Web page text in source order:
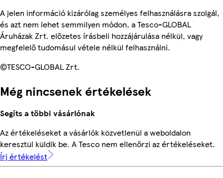
A jelen információ kizárólag személyes felhasználásra szolgál,
és azt nem lehet semmilyen módon, a Tesco-GLOBAL
Áruházak Zrt. előzetes írásbeli hozzájárulása nélkül, vagy
megfelelő tudomásul vétele nélkül felhasználni.
©TESCO-GLOBAL Zrt.
Még nincsenek értékelések
Segíts a többi vásárlónak
Az értékeléseket a vásárlók közvetlenül a weboldalon
keresztül küldik be. A Tesco nem ellenőrzi az értékeléseket.
Írj értékelést